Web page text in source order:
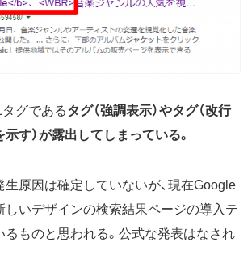
グであるタグ（強調表示）やタグ（改行
す）が露出してしまっている。
生原因は確定していないが、現在Google
しいデザインの検索結果ページの導入テ
るものと思われる。公式な発表はなされ